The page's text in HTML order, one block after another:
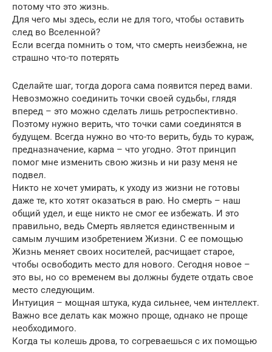
потому что это жизнь.
Для чего мы здесь, если не для того, чтобы оставить
след во Вселенной?
Если всегда помнить о том, что смерть неизбежна, не
страшно что-то потерять
Сделайте шаг, тогда дорога сама появится перед вами.
Невозможно соединить точки своей судьбы, глядя
вперед – это можно сделать лишь ретроспективно.
Поэтому нужно верить, что точки сами соединятся в
будущем. Всегда нужно во что-то верить, будь то кураж,
предназначение, карма – что угодно. Этот принцип
помог мне изменить свою жизнь и ни разу меня не
подвел.
Никто не хочет умирать, к уходу из жизни не готовы
даже те, кто хотят оказаться в раю. Но смерть – наш
общий удел, и еще никто не смог ее избежать. И это
правильно, ведь Смерть является единственным и
самым лучшим изобретением Жизни. С ее помощью
Жизнь меняет своих носителей, расчищает старое,
чтобы освободить место для нового. Сегодня новое –
это вы, но со временем вы должны будете отдать свое
место следующим.
Интуиция – мощная штука, куда сильнее, чем интеллект.
Важно все делать как можно проще, однако не проще
необходимого.
Когда ты колешь дрова, то согреваешься с их помощью